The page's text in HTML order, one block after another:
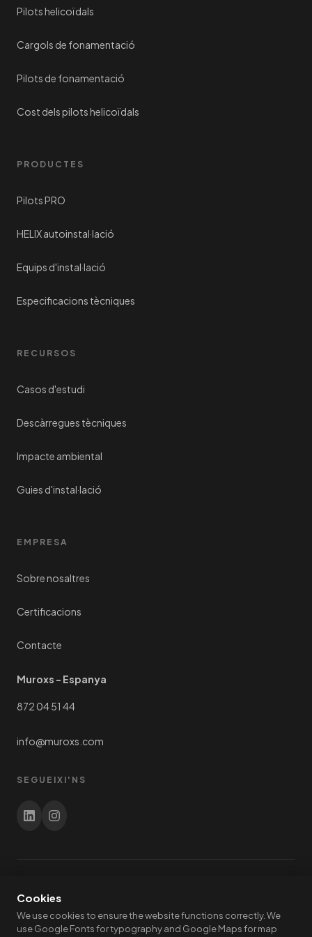
Pilots helicoïdals
Cargols de fonamentació
Pilots de fonamentació
Cost dels pilots helicoïdals
PRODUCTES
Pilots PRO
HELIX autoinstal·lació
Equips d'instal·lació
Especificacions tècniques
RECURSOS
Casos d'estudi
Descàrregues tècniques
Impacte ambiental
Guies d'instal·lació
EMPRESA
Sobre nosaltres
Certificacions
Contacte
Muroxs - Espanya
872 04 51 44
info@muroxs.com
SEGUEIXI'NS
Finlàndia. | Hallitie 4, 06400 Porvoo, Finlàndia
Cookies
We use cookies to ensure the website functions correctly. We
use Google Fonts for typography and Google Maps for map